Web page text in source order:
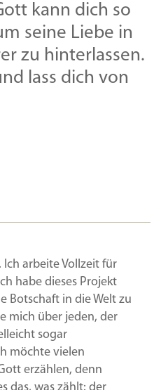
kann dich so
seine Liebe in
zu hinterlassen.
lass dich von
Ich arbeite Vollzeit für
habe dieses Projekt
Botschaft in die Welt zu
mich über jeden, der
sogar
möchte vielen
erzählen, denn
das, was zählt: der